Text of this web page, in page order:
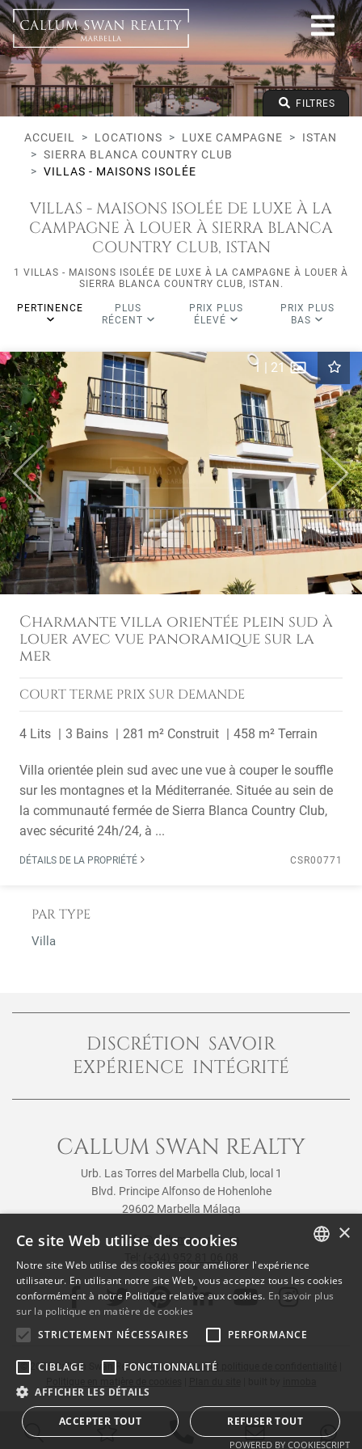
Luxe campagne
Istan
Sierra Blanca Country Club
Villas - Maisons Isolée
Prix à partir de
Prix jusqu'à
Lits minimums FILTRES
ACCUEIL LOCATIONS LUXE CAMPAGNE
ISTAN
SIERRA BLANCA COUNTRY CLUB
VILLAS - MAISONS ISOLÉE
VILLAS - MAISONS ISOLÉE DE LUXE À LA
CAMPAGNE À LOUER À SIERRA BLANCA
COUNTRY CLUB, ISTAN
1 VILLAS - MAISONS ISOLÉE DE LUXE À LA CAMPAGNE À LOUER À
SIERRA BLANCA COUNTRY CLUB, ISTAN.
PERTINENCE
PLUS
RÉCENT
PRIX PLUS
ÉLEVÉ
PRIX PLUS
BAS
Previous Next
1 | 21
Charmante villa orientée plein sud à
louer avec vue panoramique sur la
mer
COURT TERME PRIX SUR DEMANDE
4 Lits 3 Bains 281 m² Construit 458 m² Terrain
Villa orientée plein sud avec une vue à couper le souffle
sur les montagnes et la Méditerranée. Située au sein de
la communauté fermée de Sierra Blanca Country Club,
avec sécurité 24h/24, à ...
DÉTAILS DE LA PROPRIÉTÉ CSR00771
PAR TYPE
Villa
DISCRÉTION SAVOIR
EXPÉRIENCE INTÉGRITÉ
CALLUM SWAN REALTY
Urb. Las Torres del Marbella Club, local 1
Blvd. Principe Alfonso de Hohenlohe
29602 Marbella Málaga
info@callumswan.com
© 2026Callum Swan Realty|Avis juridique et politique de confidentialité
ENGLISH
SPANISH
FRENCH
×
Ce site Web utilise des cookies
Notre site Web utilise des cookies pour améliorer l'expérience
utilisateur. En utilisant notre site Web, vous acceptez tous les cookies
conformément à notre Politique relative aux cookies. En savoir plus
sur la politique en matière de cookies
STRICTEMENT NÉCESSAIRES
PERFORMANCE
CIBLAGE
FONCTIONNALITÉ
AFFICHER LES DÉTAILS
ACCEPTER TOUT REFUSER TOUT
POWERED BY COOKIESCRIPT